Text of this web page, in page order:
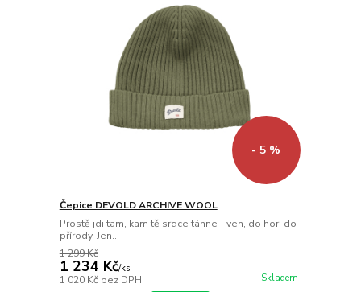
- 5 %
Čepice DEVOLD ARCHIVE WOOL
Prostě jdi tam, kam tě srdce táhne - ven, do hor, do
přírody. Jen...
1 299 Kč
1 234 Kč/ks
1 020 Kč bez DPH Skladem